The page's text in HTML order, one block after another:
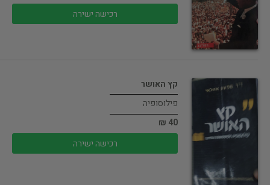
רכישה ישירה
קץ האושר
פילוסופיה
40 ₪
רכישה ישירה